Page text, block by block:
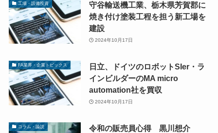
工場・設備投資
守谷輸送機工業、栃木県芳賀郡に
焼き付け塗装工程を担う新工場を
建設
2024年10月17日
FA業界・企業トピックス
日立、ドイツのロボットSIer・ラ
インビルダーのMA micro
automation社を買収
2024年10月17日
コラム・論説
令和の販売員心得 黒川想介